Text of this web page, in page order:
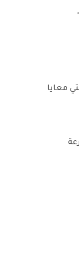
معايا